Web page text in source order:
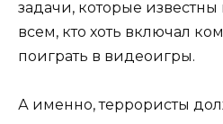
задачи, которые
всем, кто хоть включал
поиграть в видеоигры.
А именно, террористы